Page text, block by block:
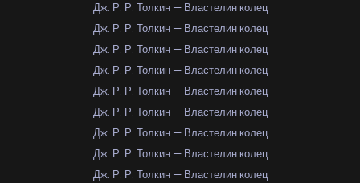
Дж. Р. Р. Толкин — Властелин колец
Дж. Р. Р. Толкин — Властелин колец
Дж. Р. Р. Толкин — Властелин колец
Дж. Р. Р. Толкин — Властелин колец
Дж. Р. Р. Толкин — Властелин колец
Дж. Р. Р. Толкин — Властелин колец
Дж. Р. Р. Толкин — Властелин колец
Дж. Р. Р. Толкин — Властелин колец
Дж. Р. Р. Толкин — Властелин колец